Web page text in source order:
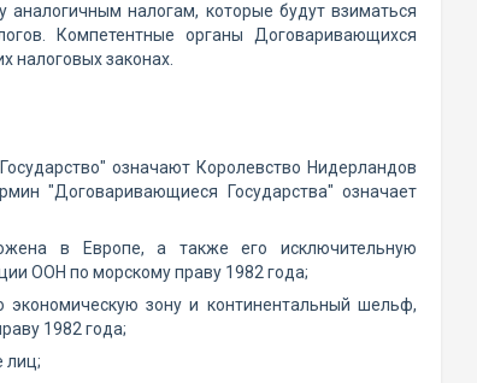
налогам, которые будут взиматься
Компетентные органы Договаривающихся
налоговых законах.
означают Королевство Нидерландов
"Договаривающиеся Государства" означает
в Европе, а также его исключительную
ООН по морскому праву 1982 года;
зону и континентальный шельф,
1982 года;
лиц;